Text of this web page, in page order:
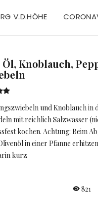
V.D.HÖHE
Knoblauch,
und Knoblauch in
mit reichlich Salzwasser
kochen. Achtung: Beim
in einer Pfanne
kurz
821